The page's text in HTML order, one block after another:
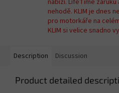
nabízí. LifeTime
nehodě. KLIM je dnes
pro motorkáře na
KLIM si velice snadno
Description Discussion
Product detailed